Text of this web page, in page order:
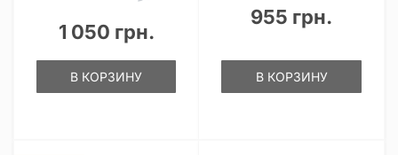
1 050 грн.
В КОРЗИНУ
955 грн.
В КОРЗИНУ